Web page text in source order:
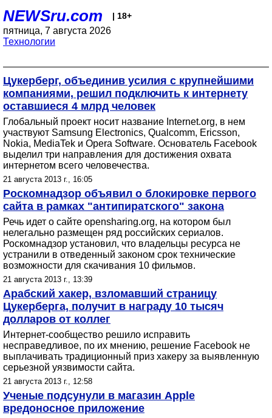
NEWSru.com | 18+
пятница, 7 августа 2026
Технологии
Цукерберг, объединив усилия с крупнейшими
компаниями, решил подключить к интернету
оставшиеся 4 млрд человек
Глобальный проект носит название Internet.org, в нем
участвуют Samsung Electronics, Qualcomm, Ericsson,
Nokia, MediaTek и Opera Software. Основатель Facebook
выделил три направления для достижения охвата
интернетом всего человечества.
21 августа 2013 г., 16:05
Роскомнадзор объявил о блокировке первого
сайта в рамках "антипиратского" закона
Речь идет о сайте opensharing.org, на котором был
нелегально размещен ряд российских сериалов.
Роскомнадзор установил, что владельцы ресурса не
устранили в отведенный законом срок технические
возможности для скачивания 10 фильмов.
21 августа 2013 г., 13:39
Арабский хакер, взломавший страницу
Цукерберга, получит в награду 10 тысяч
долларов от коллег
Интернет-сообщество решило исправить
несправедливое, по их мнению, решение Facebook не
выплачивать традиционный приз хакеру за выявленную
серьезной уязвимости сайта.
21 августа 2013 г., 12:58
Ученые подсунули в магазин Apple
вредоносное приложение